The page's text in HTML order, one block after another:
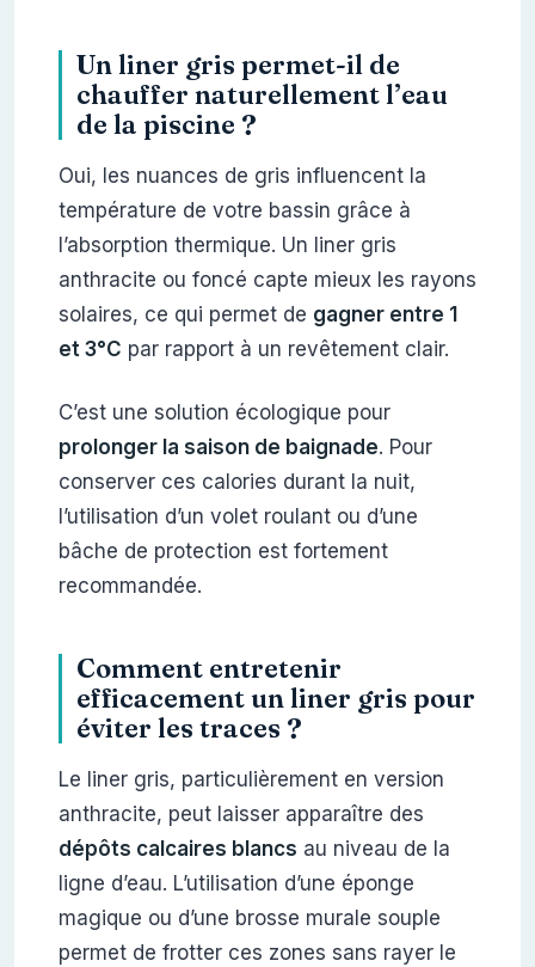
Un liner gris permet-il de
chauffer naturellement l’eau
de la piscine ?
Oui, les nuances de gris influencent la
température de votre bassin grâce à
l’absorption thermique. Un liner gris
anthracite ou foncé capte mieux les rayons
solaires, ce qui permet de gagner entre 1
et 3°C par rapport à un revêtement clair.
C’est une solution écologique pour
prolonger la saison de baignade. Pour
conserver ces calories durant la nuit,
l’utilisation d’un volet roulant ou d’une
bâche de protection est fortement
recommandée.
Comment entretenir
efficacement un liner gris pour
éviter les traces ?
Le liner gris, particulièrement en version
anthracite, peut laisser apparaître des
dépôts calcaires blancs au niveau de la
ligne d’eau. L’utilisation d’une éponge
magique ou d’une brosse murale souple
permet de frotter ces zones sans rayer le